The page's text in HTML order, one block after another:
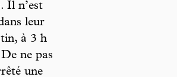
Il n’est
leur
à 3 h
ne pas
une